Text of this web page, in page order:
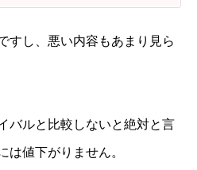
すし、悪い内容もあまり見ら
バルと比較しないと絶対と言
は値下がりません。